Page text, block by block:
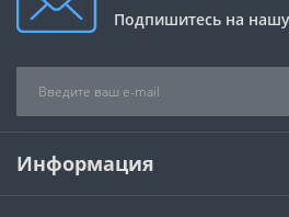
Подпишитесь на
Информация